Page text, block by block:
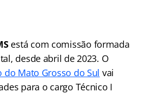
está com comissão formada
desde abril de 2023. O
Mato Grosso do Sul vai
para o cargo Técnico I